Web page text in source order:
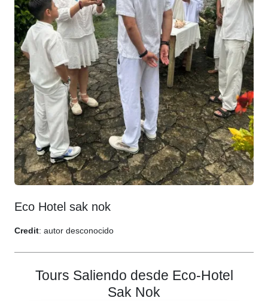
Eco Hotel sak nok
Credit: autor desconocido
Tours Saliendo desde Eco-Hotel
Sak Nok